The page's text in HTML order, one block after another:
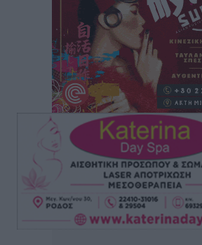
πριν 1 ώρα
Ιάλυσος Β’: Νωρίς νωρίς μπήκαν
προετοιμασίας
Αθλητικά• πριν 1 ώρα
Εθνικός Αρχίπολης: Μεγάλο βήμα
Ακαδημίας
Αθλητικά πριν 1 ώρα
Ιππότες: Με το βλέμμα στραμμένο
Αθλητικά• πριν 1 ώρα